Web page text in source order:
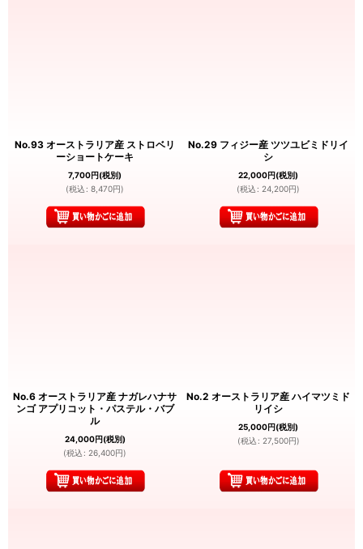
No.93 オーストラリア産 ストロベリ
ーショートケーキ
7,700円(税別)
(税込 : 8,470円)
No.29 フィジー産 ツツユビミドリイ
シ
22,000円(税別)
(税込 : 24,200円)
No.6 オーストラリア産 ナガレハナサ
ンゴ アプリコット・パステル・バブ
ル
24,000円(税別)
(税込 : 26,400円)
No.2 オーストラリア産 ハイマツミド
リイシ
25,000円(税別)
(税込 : 27,500円)